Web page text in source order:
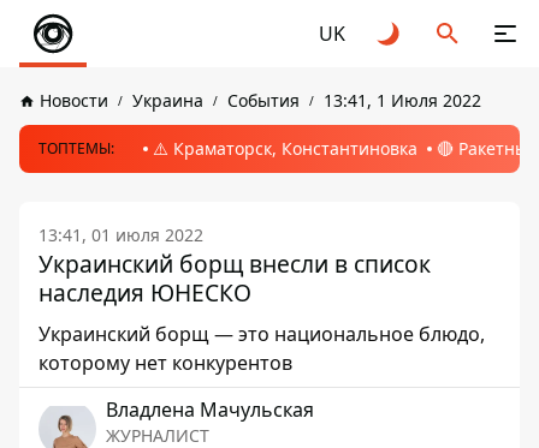
UK
Новости Украина События 13:41, 1 Июля 2022
ТОПТЕМЫ: ⚠️ Краматорск, Константиновка 🔴
13:41, 01 июля 2022
Украинский борщ внесли в список
наследия ЮНЕСКО
Украинский борщ — это национальное блюдо,
которому нет конкурентов
Владлена Мачульская
ЖУРНАЛИСТ